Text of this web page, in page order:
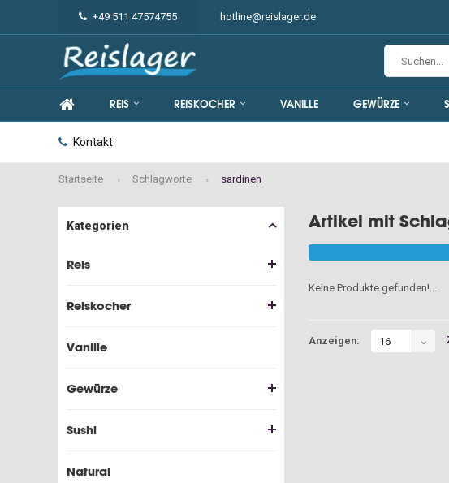
+49 511 47574755 hotline@reislager.de
REIS REISKOCHER VANILLE GEWÜRZE
Kontakt
Startseite Schlagworte sardinen
Kategorien
Reis
Reiskocher
Vanille
Gewürze
Sushi
Natural
Artikel mit
Keine Produkte gefunden!...
Anzeigen: 16